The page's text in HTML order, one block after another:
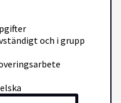
och i grupp